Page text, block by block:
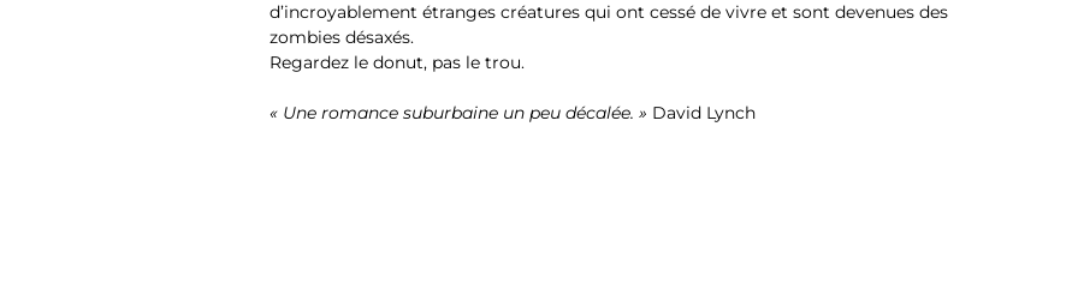
d’incroyablement étranges créatures qui ont cessé de vivre et sont devenues des
zombies désaxés.
Regardez le donut, pas le trou.
« Une romance suburbaine un peu décalée. » David Lynch